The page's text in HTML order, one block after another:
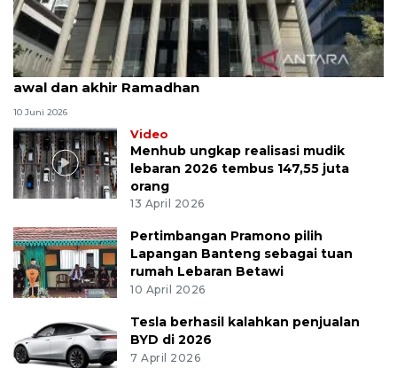
MK uji materi UU Peradilan Agama perihal isbat
awal dan akhir Ramadhan
10 Juni 2026
Video
Menhub ungkap realisasi mudik
lebaran 2026 tembus 147,55 juta
orang
13 April 2026
Pertimbangan Pramono pilih
Lapangan Banteng sebagai tuan
rumah Lebaran Betawi
10 April 2026
Tesla berhasil kalahkan penjualan
BYD di 2026
7 April 2026